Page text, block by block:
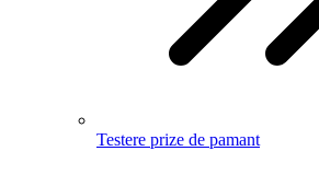
Testere prize de pamant